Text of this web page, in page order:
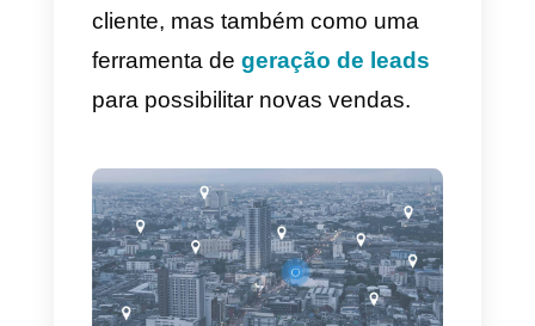
orientação ao cliente, utilizando o
chatbot ou não, através do
processo de compra, desde o
primeiro contato até o momento
do pagamento, sem a
necessidade de ferramentas
externas.